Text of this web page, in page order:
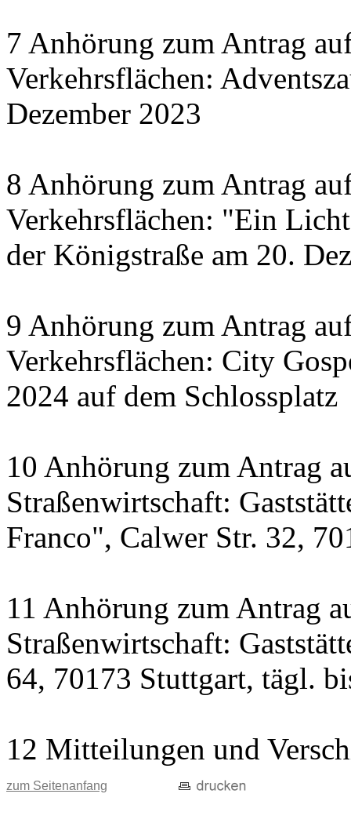
7 Anhörung zum Antrag
Verkehrsflächen:
Dezember 2023
8 Anhörung zum Antrag
Verkehrsflächen: "Ein
der Königstraße am 20.
9 Anhörung zum Antrag
Verkehrsflächen: City
2024 auf dem Schlossplatz
10 Anhörung zum Antrag
Straßenwirtschaft:
Franco", Calwer Str. 32,
11 Anhörung zum Antrag
Straßenwirtschaft:
64, 70173 Stuttgart, tägl.
12 Mitteilungen und
zum Seitenanfang